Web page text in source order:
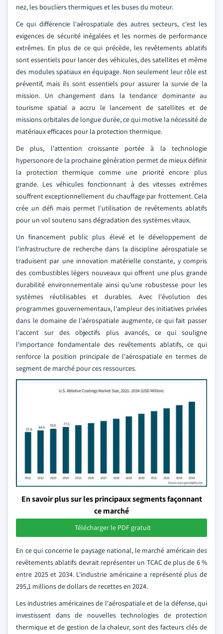
nez, les boucliers thermiques et les buses du moteur.
Ce qui différencie l'aérospatiale des autres secteurs, c'est les
exigences de sécurité inégalées et les normes de performance
extrêmes. En plus de ce qui précède, les revêtements ablatifs
sont essentiels pour lancer des véhicules, des satellites et même
des modules spatiaux en équipage. Non seulement leur rôle est
préventif, mais ils sont essentiels pour assurer la survie de la
mission. Un changement dans la tendance dominante au
tourisme spatial a accru le lancement de satellites et de
missions orbitales de longue durée, ce qui motive la nécessité de
matériaux efficaces pour la protection thermique.
De plus, l'attention croissante portée à la technologie
hypersonore de la prochaine génération permet de mieux définir
la protection thermique comme une priorité encore plus
grande. Les véhicules fonctionnant à des vitesses extrêmes
souffrent exceptionnellement du chauffage par frottement. Cela
crée un défi mais permet l'utilisation de revêtements ablatifs
pour un vol soutenu sans dégradation des systèmes vitaux.
Un financement public plus élevé et le développement de
l'infrastructure de recherche dans la discipline aérospatiale se
traduisent par une innovation matérielle constante, y compris
des combustibles légers nouveaux qui offrent une plus grande
durabilité environnementale ainsi qu'une robustesse pour les
systèmes réutilisables et durables. Avec l'évolution des
programmes gouvernementaux, l'ampleur des initiatives privées
dans le domaine de l'aérospatiale augmente, ce qui fait passer
l'accent sur des objectifs plus avancés, ce qui souligne
l'importance fondamentale des revêtements ablatifs, ce qui
renforce la position principale de l'aérospatiale en termes de
segment de marché pour ces ressources.
En savoir plus sur les principaux segments façonnant
ce marché
Télécharger le PDF gratuit
En ce qui concerne le paysage national, le marché américain des
revêtements ablatifs devrait représenter un TCAC de plus de 6 %
entre 2025 et 2034. L'industrie américaine a représenté plus de
295,1 millions de dollars de recettes en 2024.
Les industries américaines de l'aérospatiale et de la défense, qui
investissent dans de nouvelles technologies de protection
thermique et de gestion de la chaleur, sont des facteurs clés de